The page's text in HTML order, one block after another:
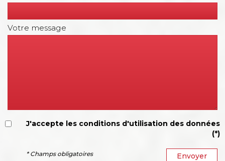
Votre message
J'accepte les conditions d'utilisation des données
(*)
Envoyer
* Champs obligatoires